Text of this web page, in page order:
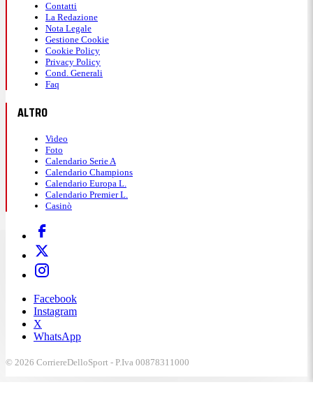
Contatti
La Redazione
Nota Legale
Gestione Cookie
Cookie Policy
Privacy Policy
Cond. Generali
Faq
ALTRO
Video
Foto
Calendario Serie A
Calendario Champions
Calendario Europa L.
Calendario Premier L.
Casinò
Facebook
Instagram
X
WhatsApp
© 2026 CorriereDelloSport - P.Iva 00878311000